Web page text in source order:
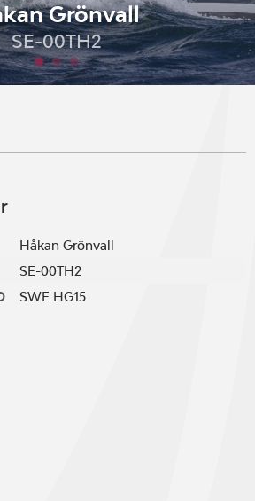
Grönvall
SE-00TH2
Håkan Grönvall
SE-00TH2
SWE HG15